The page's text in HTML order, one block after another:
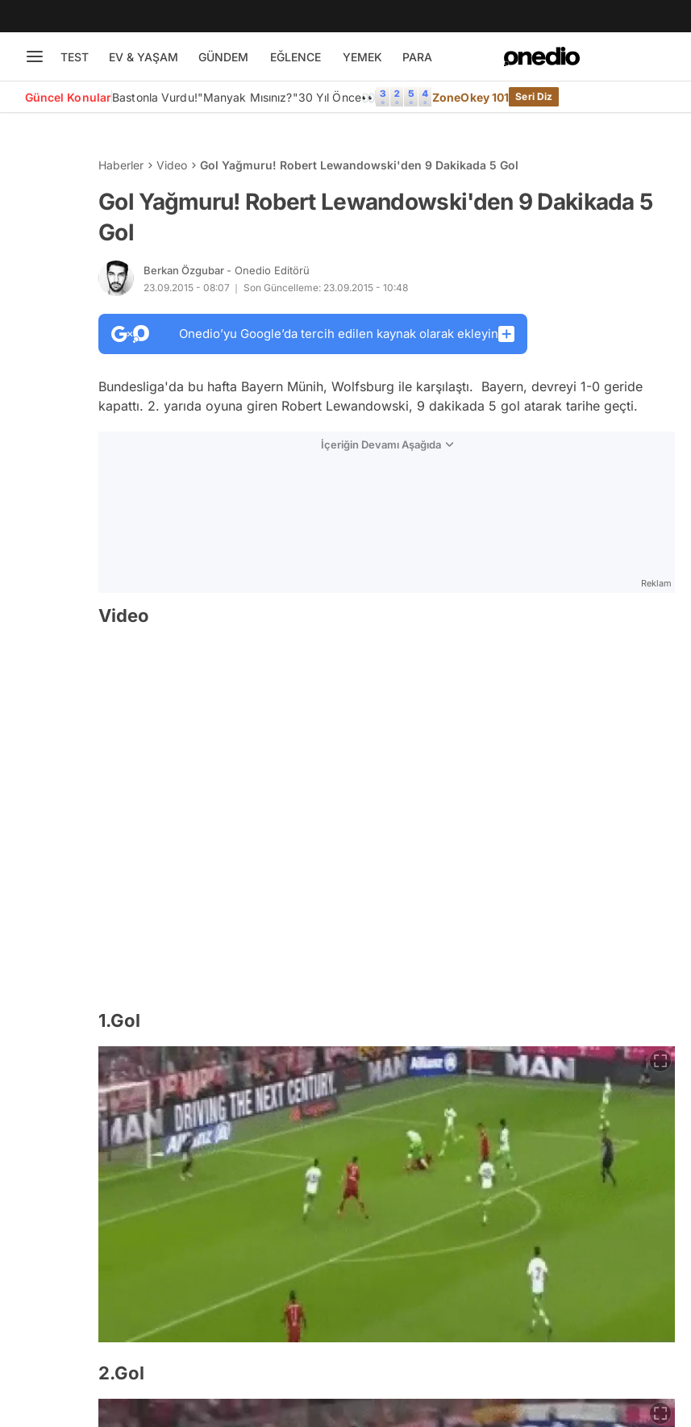
TEST EV & YAŞAM GÜNDEM EĞLENCE YEMEK PARA
Güncel KonularBastonla Vurdu!"Manyak Mısınız?"30 Yıl Önce👀 ZoneOkey 101 Seri Diz
Haberler Video Gol Yağmuru! Robert Lewandowski'den 9 Dakikada 5 Gol
Gol Yağmuru! Robert Lewandowski'den 9 Dakikada 5
Gol
Berkan Özgubar - Onedio Editörü
23.09.2015 - 08:07 Son Güncelleme: 23.09.2015 - 10:48
Onedio’yu Google’da tercih edilen kaynak olarak ekleyin
Bundesliga'da bu hafta Bayern Münih, Wolfsburg ile karşılaştı. Bayern, devreyi 1-0 geride
kapattı. 2. yarıda oyuna giren Robert Lewandowski, 9 dakikada 5 gol atarak tarihe geçti.
İçeriğin Devamı Aşağıda
Reklam
Video
1.Gol
2.Gol